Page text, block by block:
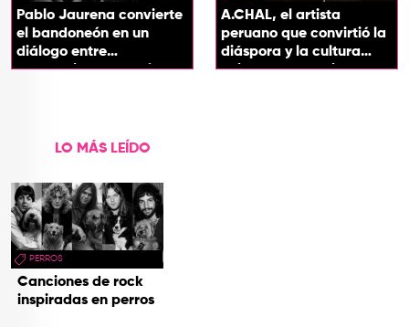
Pablo Jaurena convierte
el bandoneón en un
diálogo entre
generaciones con el
A.CHAL, el artista
peruano que convirtió la
diáspora y la cultura
chicha en su sonido
LO MÁS LEÍDO
PERROS
Canciones de rock
inspiradas en perros